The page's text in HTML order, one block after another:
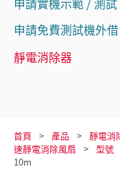
申請免費測試機外借
靜電消除器
首頁 產品 靜電消
速靜電消除風扇
型號
10m